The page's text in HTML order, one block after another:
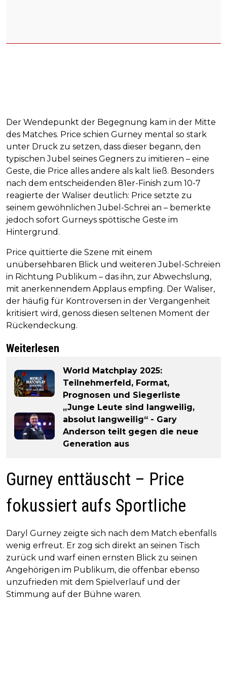
Der Wendepunkt der Begegnung kam in der Mitte
des Matches. Price schien Gurney mental so stark
unter Druck zu setzen, dass dieser begann, den
typischen Jubel seines Gegners zu imitieren – eine
Geste, die Price alles andere als kalt ließ. Besonders
nach dem entscheidenden 81er-Finish zum 10-7
reagierte der Waliser deutlich: Price setzte zu
seinem gewöhnlichen Jubel-Schrei an – bemerkte
jedoch sofort Gurneys spöttische Geste im
Hintergrund.
Price quittierte die Szene mit einem
unübersehbaren Blick und weiteren Jubel-Schreien
in Richtung Publikum – das ihn, zur Abwechslung,
mit anerkennendem Applaus empfing. Der Waliser,
der häufig für Kontroversen in der Vergangenheit
kritisiert wird, genoss diesen seltenen Moment der
Rückendeckung.
Weiterlesen
World Matchplay 2025:
Teilnehmerfeld, Format,
Prognosen und Siegerliste
„Junge Leute sind langweilig,
absolut langweilig“ - Gary
Anderson teilt gegen die neue
Generation aus
Gurney enttäuscht – Price
fokussiert aufs Sportliche
Daryl Gurney zeigte sich nach dem Match ebenfalls
wenig erfreut. Er zog sich direkt an seinen Tisch
zurück und warf einen ernsten Blick zu seinen
Angehörigen im Publikum, die offenbar ebenso
unzufrieden mit dem Spielverlauf und der
Stimmung auf der Bühne waren.